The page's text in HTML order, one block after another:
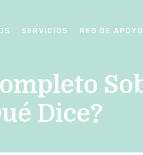
SERVICIOS RED DE APOYO
Dice?